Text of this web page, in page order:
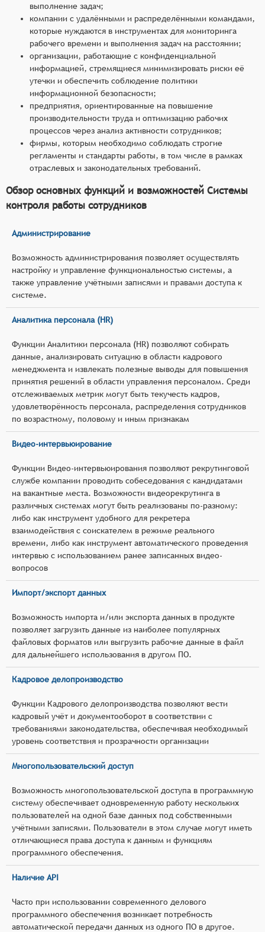
выполнение задач;
компании с удалёнными и распределёнными командами,
которые нуждаются в инструментах для мониторинга
рабочего времени и выполнения задач на расстоянии;
организации, работающие с конфиденциальной
информацией, стремящиеся минимизировать риски её
утечки и обеспечить соблюдение политики
информационной безопасности;
предприятия, ориентированные на повышение
производительности труда и оптимизацию рабочих
процессов через анализ активности сотрудников;
фирмы, которым необходимо соблюдать строгие
регламенты и стандарты работы, в том числе в рамках
отраслевых и законодательных требований.
Обзор основных функций и возможностей Системы
контроля работы сотрудников
Администрирование
Возможность администрирования позволяет осуществлять
настройку и управление функциональностью системы, а
также управление учётными записями и правами доступа к
системе.
Аналитика персонала (HR)
Функции Аналитики персонала (HR) позволяют собирать
данные, анализировать ситуацию в области кадрового
менеджмента и извлекать полезные выводы для повышения
принятия решений в области управления персоналом. Среди
отслеживаемых метрик могут быть текучесть кадров,
удовлетворённость персонала, распределения сотрудников
по возрастному, половому и иным признакам
Видео-интервьюирование
Функции Видео-интервьюирования позволяют рекрутинговой
службе компании проводить собеседования с кандидатами
на вакантные места. Возможности видеорекрутинга в
различных системах могут быть реализованы по-разному:
либо как инструмент удобного для рекретера
взаимодействия с соискателем в режиме реального
времени, либо как инструмент автоматического проведения
интервью с использованием ранее записанных видео-
вопросов
Импорт/экспорт данных
Возможность импорта и/или экспорта данных в продукте
позволяет загрузить данные из наиболее популярных
файловых форматов или выгрузить рабочие данные в файл
для дальнейшего использования в другом ПО.
Кадровое делопроизводство
Функции Кадрового делопроизводства позволяют вести
кадровый учёт и документооборот в соответствии с
требованиями законодательства, обеспечивая необходимый
уровень соответствия и прозрачности организации
Многопользовательский доступ
Возможность многопользовательской доступа в программную
систему обеспечивает одновременную работу нескольких
пользователей на одной базе данных под собственными
учётными записями. Пользователи в этом случае могут иметь
отличающиеся права доступа к данным и функциям
программного обеспечения.
Наличие API
Часто при использовании современного делового
программного обеспечения возникает потребность
автоматической передачи данных из одного ПО в другое.